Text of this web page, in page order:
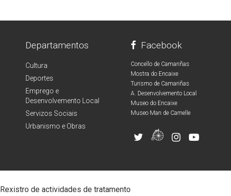
Departamentos
Cultura
Deportes
Emprego e
Desenvolvemento Local
Servizos Sociais
Urbanismo e Obras
Facebook
Concello de Camariñas
Mostra do Encaixe
Turismo de Camariñas
A. Desenvolvemento Local
Museo do Encaixe
Museo Man de Camelle
Rexistro de actividades de tratamento